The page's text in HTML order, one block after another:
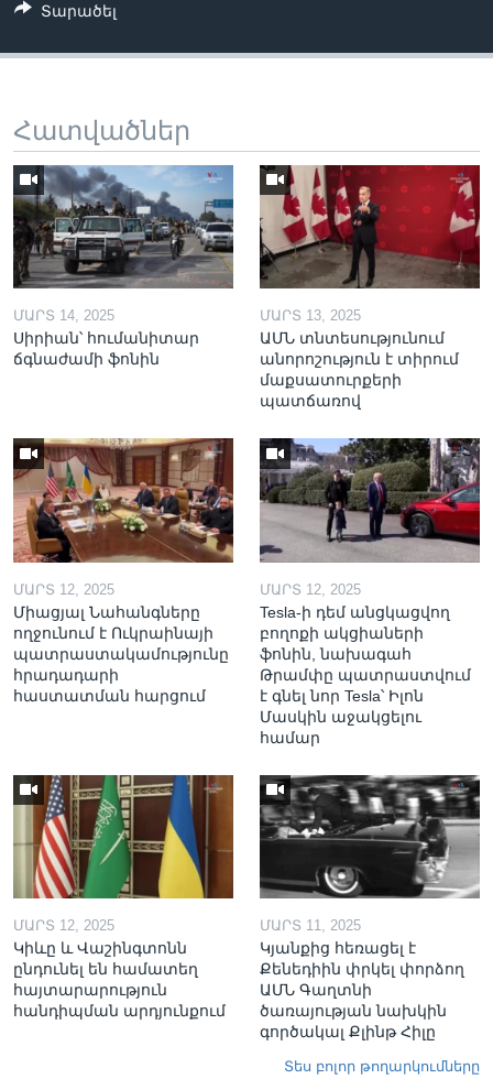
Տարածել
Հատվածներ
ՄԱՐՏ 14, 2025
Սիրիան՝ հումանիտար
ճգնաժամի ֆոնին
ՄԱՐՏ 13, 2025
ԱՄՆ տնտեսությունում
անորոշություն է տիրում
մաքսատուրքերի
պատճառով
ՄԱՐՏ 12, 2025
Միացյալ Նահանգները
ողջունում է Ուկրաինայի
պատրաստակամությունը
հրադադարի
հաստատման հարցում
ՄԱՐՏ 12, 2025
Tesla-ի դեմ անցկացվող
բողոքի ակցիաների
ֆոնին, նախագահ
Թրամփը պատրաստվում
է գնել նոր Tesla՝ Իլոն
Մասկին աջակցելու
համար
ՄԱՐՏ 12, 2025
Կիևը և Վաշինգտոնն
ընդունել են համատեղ
հայտարարություն
հանդիպման արդյունքում
ՄԱՐՏ 11, 2025
Կյանքից հեռացել է
Քենեդիին փրկել փորձող
ԱՄՆ Գաղտնի
ծառայության նախկին
գործակալ Քլինթ Հիլը
Տես բոլոր թողարկումները